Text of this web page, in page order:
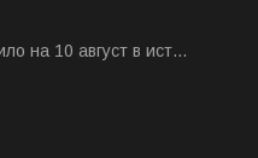
на 10 август в ист...